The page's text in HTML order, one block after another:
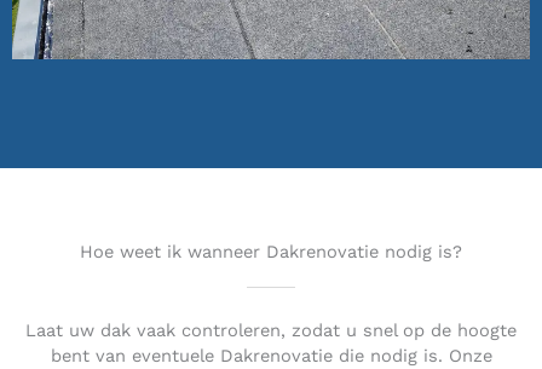
Hoe weet ik wanneer Dakrenovatie nodig is?
Laat uw dak vaak controleren, zodat u snel op de hoogte
bent van eventuele Dakrenovatie die nodig is. Onze